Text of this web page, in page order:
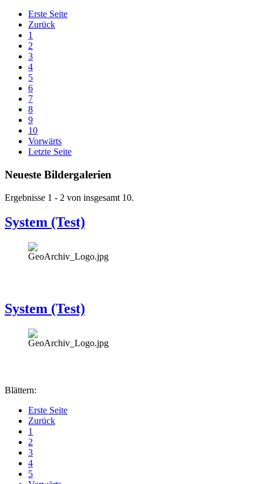
Erste Seite
Zurück
1
2
3
4
5
6
7
8
9
10
Vorwärts
Letzte Seite
Neueste Bildergalerien
Ergebnisse 1 - 2 von insgesamt 10.
System (Test)
System (Test)
Blättern:
Erste Seite
Zurück
1
2
3
4
5